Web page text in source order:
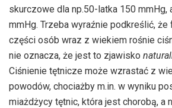
skurczowe dla np.50-latka 150 mmHg,
mmHg. Trzeba wyraźnie podkreślić, że
części osób wraz z wiekiem rośnie
nie oznacza, że jest to zjawisko
Ciśnienie tętnicze może wzrastać z
powodów, chociażby m.in. w wyniku
miażdżycy tętnic, która jest chorobą, a